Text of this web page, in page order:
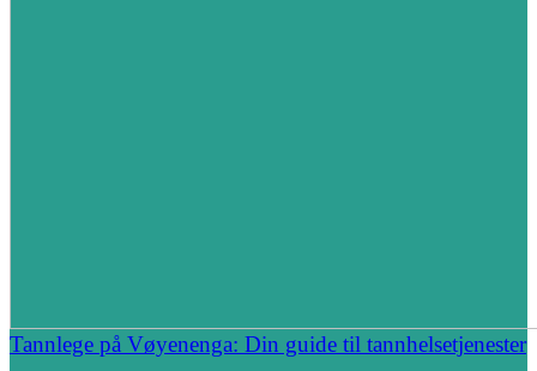
Tannlege på Vøyenenga: Din guide til tannhelsetjenester